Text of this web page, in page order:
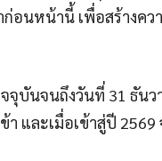
ก่อนหน้านี้ เพื่อสร้างค
จุบันจนถึงวันที่ 31 ธันว
า และเมื่อเข้าสู่ปี